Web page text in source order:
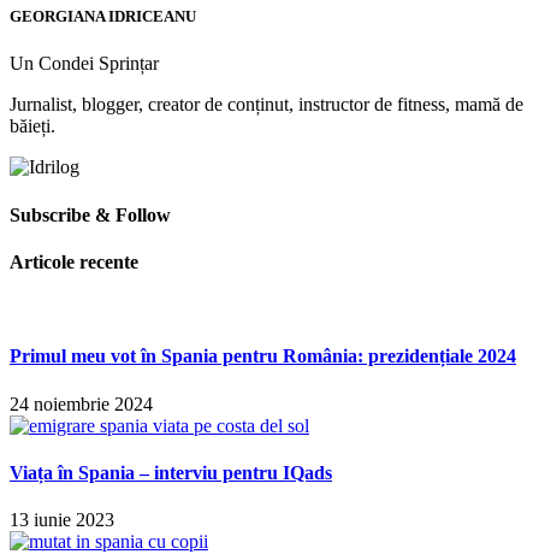
GEORGIANA IDRICEANU
Un Condei Sprințar
Jurnalist, blogger, creator de conținut, instructor de fitness, mamă de
băieți.
Subscribe & Follow
Articole recente
Primul meu vot în Spania pentru România: prezidențiale 2024
24 noiembrie 2024
Viața în Spania – interviu pentru IQads
13 iunie 2023